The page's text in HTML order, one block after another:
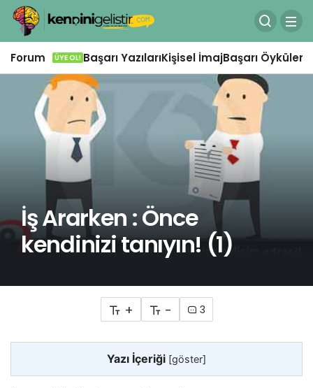
Forum ÜYE OL! Başarı YazılarıKişisel İmajBaşarı Öyküleri
İş Ararken : Önce
kendinizi tanıyın! (1)
+ - 3
Yazı İçeriği [göster]